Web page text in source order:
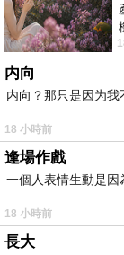
内向
内向？那只是因为我
18 小時前
逢場作戲
一個人表情生動是因
18 小時前
長大